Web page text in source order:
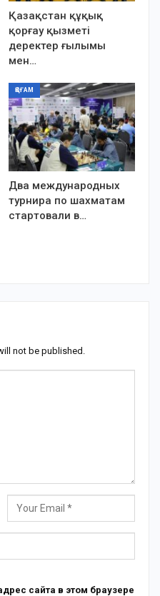
Қазақстан құқық
қорғау қызметі
деректер ғылымы
мен…
ҚОҒАМ
Два международных
турнира по шахматам
стартовали в…
not be published.
сайта в этом браузере